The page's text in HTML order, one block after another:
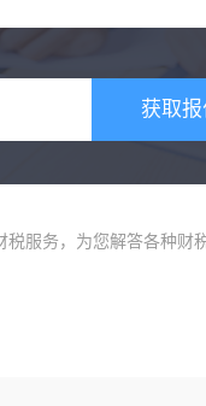
获取
税服务，为您解答各种财